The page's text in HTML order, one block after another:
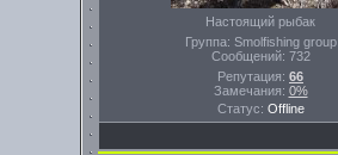
Настоящий рыбак
Группа: Smolfishing group
Сообщений: 732
Репутация: 66
Замечания: 0%
Статус: Offline